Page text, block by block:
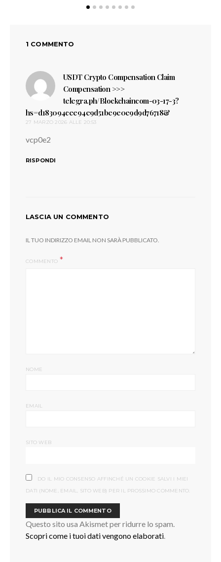
1 COMMENTO
USDT Crypto Compensation Claim
Compensation >>>
telegra.ph/Blockchaincom-03-17-3?
hs=d183094cee94e9d51be9e0e9d9d76718&
27 MARZO 2026 ALLE 20:53
vcp0e2
RISPONDI
LASCIA UN COMMENTO
IL TUO INDIRIZZO EMAIL NON SARÀ PUBBLICATO.
COMMENTO
NOME
EMAIL
SITO WEB
DO IL MIO CONSENSO AFFINCHÉ UN COOKIE SALVI I MIEI
DATI (NOME, EMAIL, SITO WEB) PER IL PROSSIMO COMMENTO.
Questo sito usa Akismet per ridurre lo spam.
Scopri come i tuoi dati vengono elaborati.